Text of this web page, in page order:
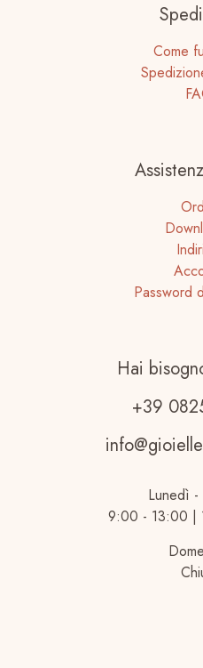
Come
Password
Hai
+39
Lunedì -
9:00 - 13:00 |